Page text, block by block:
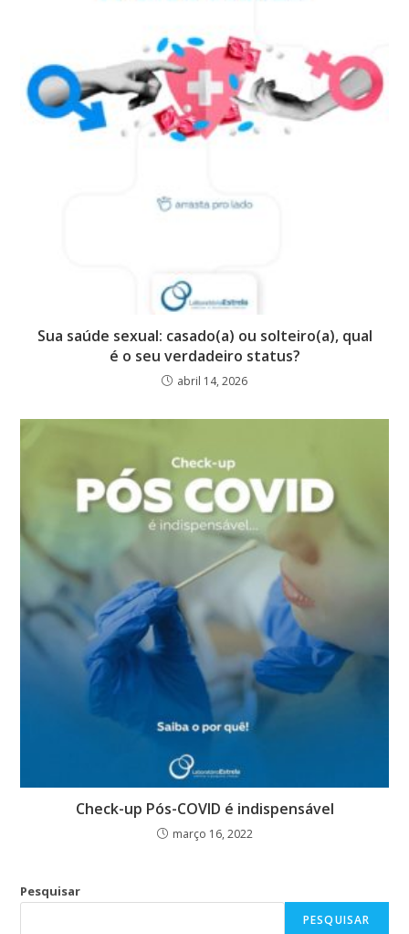
Sua saúde sexual: casado(a) ou solteiro(a), qual
é o seu verdadeiro status?
abril 14, 2026
Check-up Pós-COVID é indispensável
março 16, 2022
Pesquisar
PESQUISAR